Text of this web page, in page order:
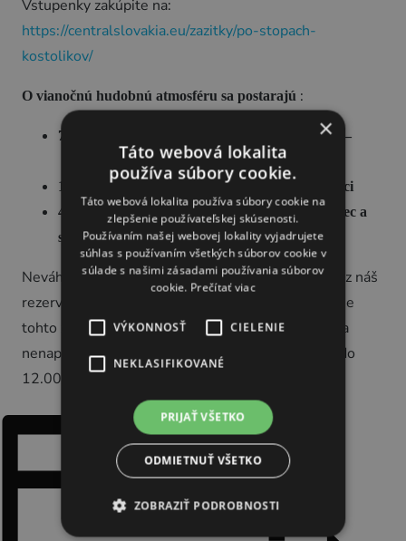
Vstupenky zakúpite na:
https://centralslovakia.eu/zazitky/po-stopach-
kostolikov/
O vianočnú hudobnú atmosféru sa postarajú :
7.12. 2024 v Hronseku Matúša Kucbela –
Juraja Oravca – tamburíny
14.12. 2024 v Čeríne : Folkórna skupina
Čerinci
4.1. 2024 v Čeríne : Folklórna skupina Duo Otec a
syn Fiľovci
Neváhajte, a rezervujte si svoje miesto už dnes cez náš
rezervačný systém. Minimálna kapacita pre konanie
tohto zážitku je 20 osôb. Ak sa minimálna kapacita
nenaplní, (vždy do štvrtka, pred konaním zážitku, do
12.00) zážitok BUDE ZRUŠENÝ.
×
Táto webová lokalita
používa súbory cookie.
Táto webová lokalita používa súbory cookie na
zlepšenie používateľskej skúsenosti.
Používaním našej webovej lokality vyjadrujete
súhlas s používaním všetkých súborov cookie v
súlade s našimi zásadami používania súborov
cookie. Prečítať viac
VÝKONNOSŤ CIELENIE
NEKLASIFIKOVANÉ
PRIJAŤ VŠETKO
ODMIETNUŤ VŠETKO
ZOBRAZIŤ PODROBNOSTI